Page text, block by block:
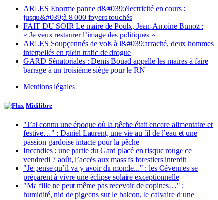
ARLES Enorme panne d&#039;électricité en cours :
jusqu&#039;à 8 000 foyers touchés
FAIT DU SOIR Le maire de Poulx, Jean-Antoine Bunoz :
« Je veux restaurer l’image des politiques »
ARLES Soupçonnés de vols à l&#039;arraché, deux hommes
interpellés en plein trafic de drogue
GARD Sénatoriales : Denis Bouad appelle les maires à faire
barrage à un troisième siège pour le RN
Mentions légales
Midilibre
"J’ai connu une époque où la pêche était encore alimentaire et
festive…" : Daniel Laurent, une vie au fil de l’eau et une
passion gardoise intacte pour la pêche
Incendies : une partie du Gard placé en risque rouge ce
vendredi 7 août, l’accès aux massifs forestiers interdit
"Je pense qu’il va y avoir du monde..." : les Cévennes se
préparent à vivre une éclipse solaire exceptionnelle
"Ma fille ne peut même pas recevoir de copines…" :
humidité, nid de pigeons sur le balcon, le calvaire d’une